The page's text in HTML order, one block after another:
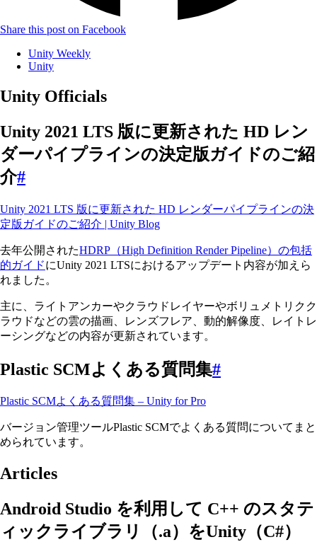
Share this post on Facebook
Unity Weekly
Unity
Unity Officials
Unity 2021 LTS 版に更新された HD レン
ダーパイプラインの決定版ガイドのご紹
介#
Unity 2021 LTS 版に更新された HD レンダーパイプラインの決
定版ガイドのご紹介 | Unity Blog
去年公開されたHDRP（High Definition Render Pipeline）の包括
的ガイドにUnity 2021 LTSにおけるアップデート内容が加えら
れました。
主に、ライトアンカーやクラウドレイヤーやボリュメトリクク
ラウドなどの雲の描画、レンズフレア、動的解像度、レイトレ
ーシングなどの内容が更新されています。
Plastic SCMよくある質問集#
Plastic SCMよくある質問集 – Unity for Pro
バージョン管理ツールPlastic SCMでよくある質問についてまと
められています。
Articles
Android Studio を利用して C++ のスタテ
ィックライブラリ（.a）をUnity（C#）